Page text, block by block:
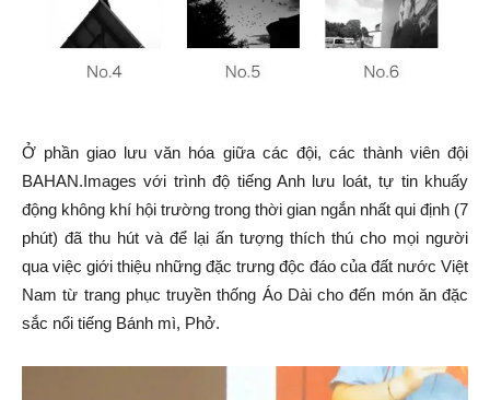
Ở phần giao lưu văn hóa giữa các đội, các thành viên đội
BAHAN.Images với trình độ tiếng Anh lưu loát, tự tin khuấy
động không khí hội trường trong thời gian ngắn nhất qui định (7
phút) đã thu hút và để lại ấn tượng thích thú cho mọi người
qua việc giới thiệu những đặc trưng độc đáo của đất nước Việt
Nam từ trang phục truyền thống Áo Dài cho đến món ăn đặc
sắc nổi tiếng Bánh mì, Phở.